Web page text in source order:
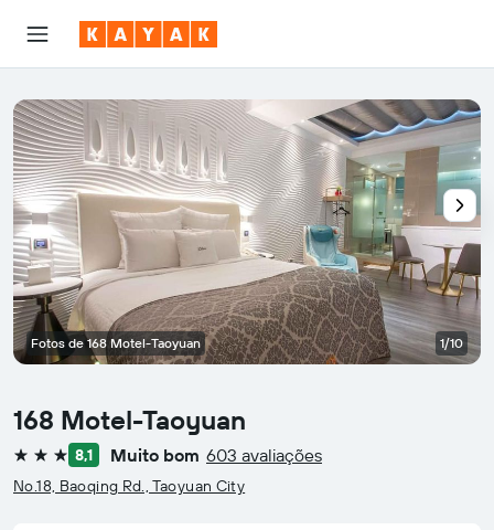
168 Motel-Taoyuan
3 estrelas8,1 Muito bom 603 avaliações
No.18, Baoqing Rd., Taoyuan City
Fotos de 168 Motel-Taoyuan 1/10